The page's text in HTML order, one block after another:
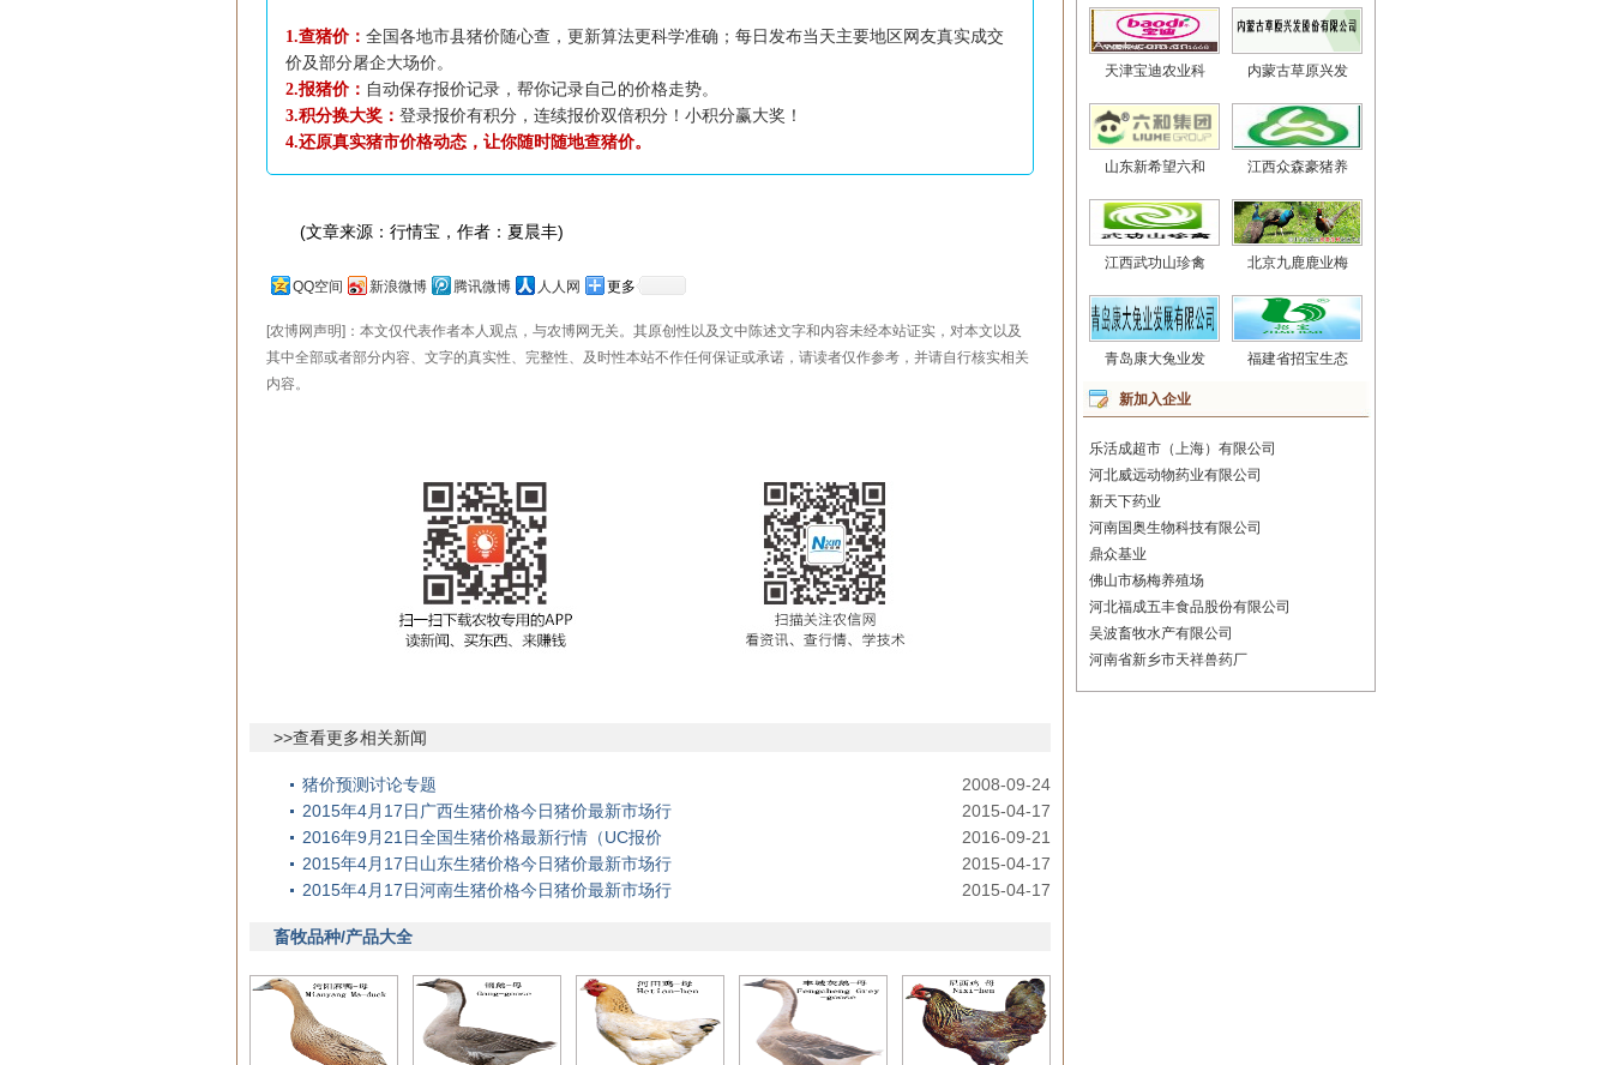
1.查猪价： 全国各地市县猪价随心查，更新算法更科学准确；每日发布当天主要地区网友真实成交
价及部分屠企大场价。
2.报猪价： 自动保存报价记录，帮你记录自己的价格走势。
3.积分换大奖： 登录报价有积分，连续报价双倍积分！小积分赢大奖！
4.还原真实猪市价格动态，让你随时随地查猪价。
(文章来源：行情宝，作者：夏晨丰)
QQ空间 新浪微博 腾讯微博 人人网 更多
[农博网声明]：本文仅代表作者本人观点，与农博网无关。其原创性以及文中陈述文字和内容未经本站证实，对本文以及
其中全部或者部分内容、文字的真实性、完整性、及时性本站不作任何保证或承诺，请读者仅作参考，并请自行核实相关
内容。
>>查看更多相关新闻
猪价预测讨论专题
2008-09-24
2015年4月17日广西生猪价格今日猪价最新市场行
2015-04-17
2016年9月21日全国生猪价格最新行情（UC报价
2016-09-21
2015年4月17日山东生猪价格今日猪价最新市场行
2015-04-17
2015年4月17日河南生猪价格今日猪价最新市场行
2015-04-17
畜牧品种/产品大全
天津宝迪农业科 内蒙古草原兴发
山东新希望六和 江西众森豪猪养
江西武功山珍禽 北京九鹿鹿业梅
青岛康大兔业发 福建省招宝生态
新加入企业
乐活成超市（上海）有限公司
河北威远动物药业有限公司
新天下药业
河南国奥生物科技有限公司
鼎众基业
佛山市杨梅养殖场
河北福成五丰食品股份有限公司
吴波畜牧水产有限公司
河南省新乡市天祥兽药厂